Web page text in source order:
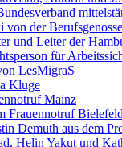
der
und Leiter der
für
LesMigraS
Kluge
Mainz
Frauennotruf Bielefeld
Demuth aus dem
Helin Yakut und